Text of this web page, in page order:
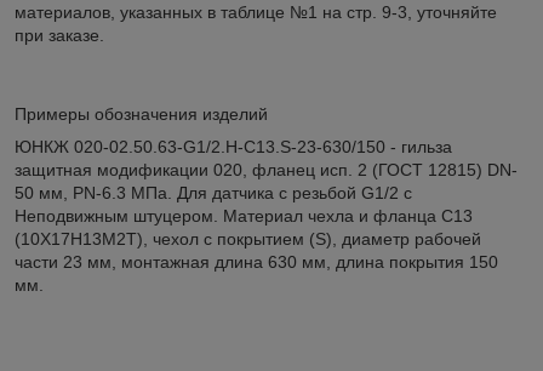
материалов, указанных в таблице №1 на стр. 9-3, уточняйте
при заказе.
Примеры обозначения изделий
ЮНКЖ 020-02.50.63-G1/2.Н-C13. S-23-630/150 - гильза
защитная модификации 020 , фланец исп. 2 (ГОСТ 12815) DN-
50 мм, PN-6.3 МПа. Для датчика с резьбой G1/2 с
Неподвижным штуцером. Материал чехла и фланца С13
(10Х17Н13М2Т), чехол с покрытием (S), диаметр рабочей
части 23 мм, монтажная длина 630 мм, длина покрытия 150
мм.